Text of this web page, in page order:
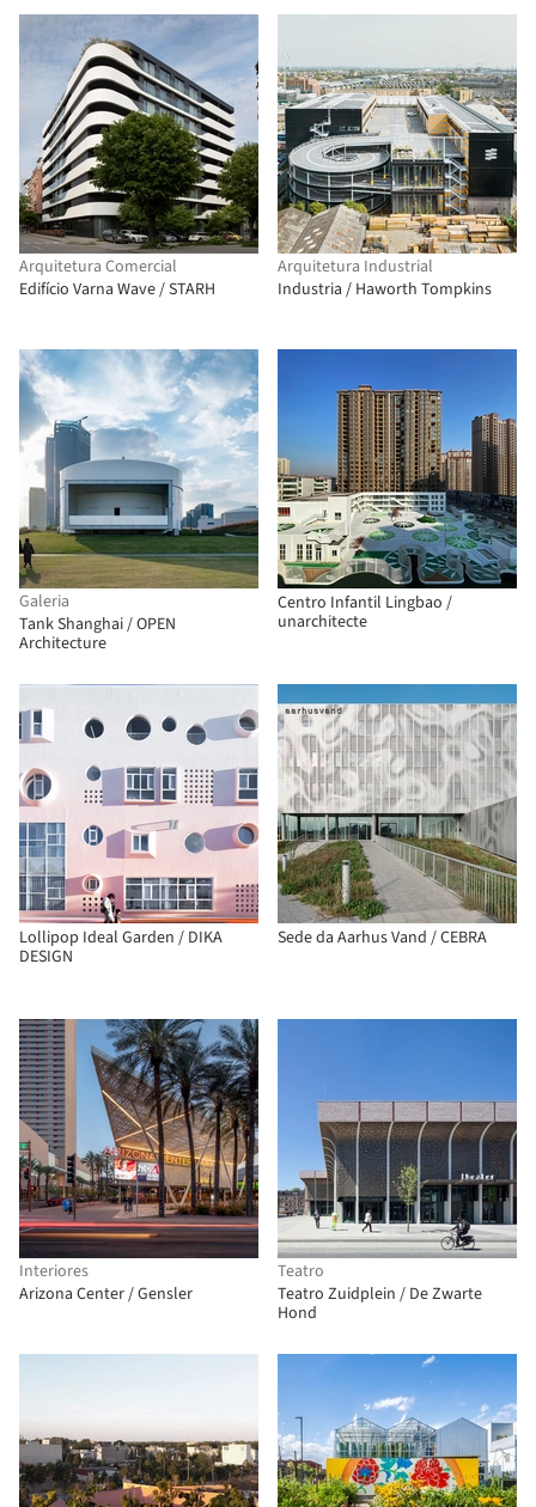
Arquitetura Comercial
Edifício Varna Wave / STARH
Arquitetura Industrial
Industria / Haworth Tompkins
Galeria
Tank Shanghai / OPEN
Architecture
Centro Infantil Lingbao /
unarchitecte
Lollipop Ideal Garden / DIKA
DESIGN
Sede da Aarhus Vand / CEBRA
Interiores
Arizona Center / Gensler
Teatro
Teatro Zuidplein / De Zwarte
Hond